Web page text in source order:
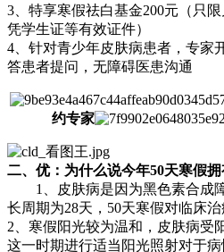
3、特享寒假祛白基金200元（只
凭学生证等有效证件）
4、针对青少年皮肤病患者，专家
答患者提问，无障碍医患沟通
约专家
二、优：为什么说今年50天寒假
1、皮肤病是因为黑色素合成
长周期为28天，50天寒假对临床
2、寒假阳光较为温和，皮肤病受
这一时期进行适当阳光照射对于病